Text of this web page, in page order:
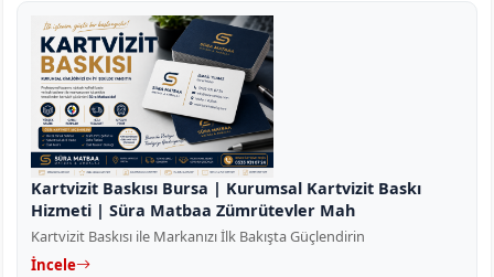
Kartvizit Baskısı Bursa | Kurumsal Kartvizit Baskı
Hizmeti | Süra Matbaa Zümrütevler Mah
Kartvizit Baskısı ile Markanızı İlk Bakışta Güçlendirin
İncele